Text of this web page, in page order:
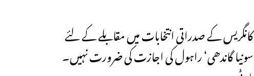
کانگریس کے صدراتی انتخابات میں مقابلے کے لئے
سونیا گاندھی‘ راہول کی اجازت کی ضرورت نہیں۔